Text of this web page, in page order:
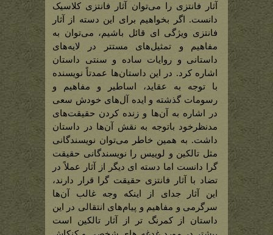
آثار فانتزی را می‌توان آثار فانتزی کلاسیک
دانست. اگر بخواهیم برای این دسته از آثار
فانتزی ویژگی ای قائل باشیم، می‌توان به
مفاهیم و تمثیل‌های مستتر در لایه‌های
داستانی و روایات ساده و سنتی داستان
اشاره کرد. در این داستان‌ها عمدتاً نویسنده
با توجه به عقاید، اساطیر و مفاهیم و
رسومات گذشته و ایده آل‌های خودش سعی
در اشاره به آن‌ها و زنده کردن حقیقت‌های
مدنظرخود باتوجه به نقش آن‌ها در داستان
داشت. به همین خاطر می‌توان نویسندگانی
مثل تالکین و لوییس را نویسندگانی حقیقت
گرا دانست اما دسته ای دیگر از آثار عملاً در
تضاد با آثار فانتزی حقیقت گرا قرار دارند،
این آثار جدای از اینکه وجه غالب آن‌ها
سرگرمی و مفاهیم و پیام‌های انتقالی در این
داستان از کمرنگ تر از آثار تالکین است